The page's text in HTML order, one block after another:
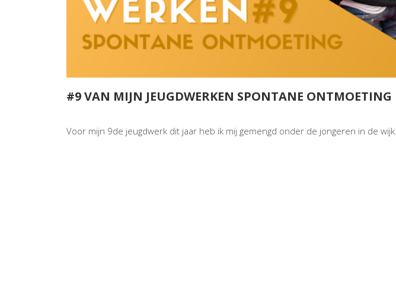
#9 VAN MIJN JEUGDWERKEN SPONTANE ONTMOETING
Voor mijn 9de jeugdwerk dit jaar heb ik mij gemengd onder de jongeren in de wijk.